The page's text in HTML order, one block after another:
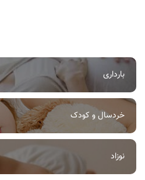
بارداری
خردسال و کودک
نوزاد